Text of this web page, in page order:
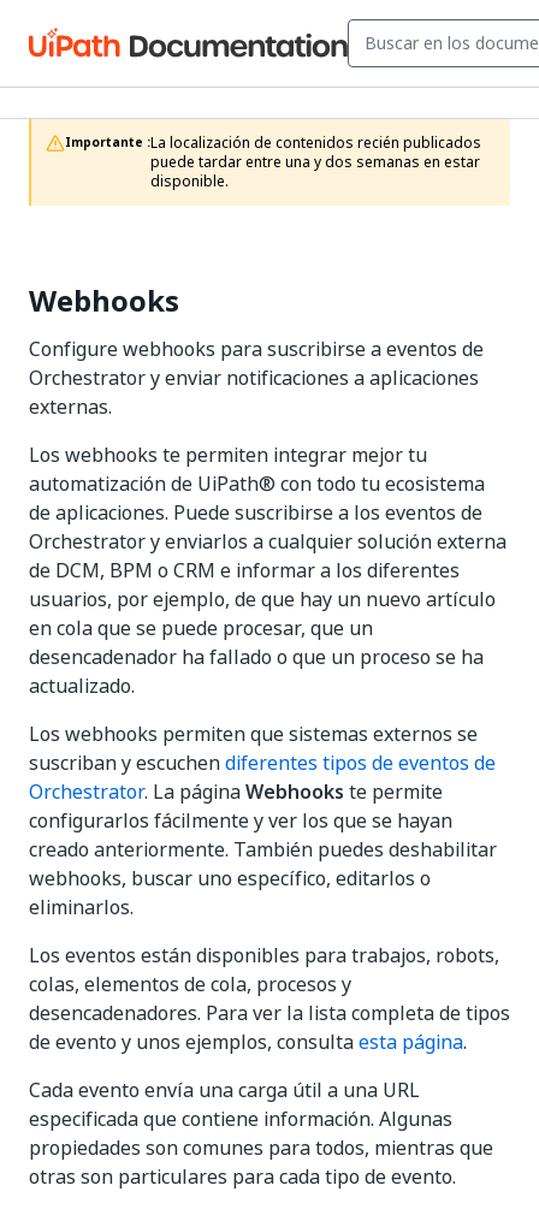
Importante :La localización de contenidos recién publicados
puede tardar entre una y dos semanas en estar
disponible.
Webhooks
Configure webhooks para suscribirse a eventos de
Orchestrator y enviar notificaciones a aplicaciones
externas.
Los webhooks te permiten integrar mejor tu
automatización de UiPath® con todo tu ecosistema
de aplicaciones. Puede suscribirse a los eventos de
Orchestrator y enviarlos a cualquier solución externa
de DCM, BPM o CRM e informar a los diferentes
usuarios, por ejemplo, de que hay un nuevo artículo
en cola que se puede procesar, que un
desencadenador ha fallado o que un proceso se ha
actualizado.
Los webhooks permiten que sistemas externos se
suscriban y escuchendiferentes tipos de eventos de
Orchestrator. La páginaWebhooks te permite
configurarlos fácilmente y ver los que se hayan
creado anteriormente. También puedes deshabilitar
webhooks, buscar uno específico, editarlos o
eliminarlos.
Los eventos están disponibles para trabajos, robots,
colas, elementos de cola, procesos y
desencadenadores. Para ver la lista completa de tipos
de evento y unos ejemplos, consultaesta página.
Cada evento envía una carga útil a una URL
especificada que contiene información. Algunas
propiedades son comunes para todos, mientras que
otras son particulares para cada tipo de evento.